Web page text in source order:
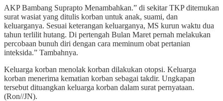
AKP Bambang Suprapto Menambahkan.” di sekitar TKP ditemukan
surat wasiat yang ditulis korban untuk anak, suami, dan
keluarganya. Sesuai keterangan keluarganya, MS kurun waktu dua
tahun terlilit hutang. Di pertengah Bulan Maret pernah melakukan
percobaan bunuh diri dengan cara meminum obat pertanian
inteksida.” Tambahnya.
Keluarga korban menolak korban dilakukan otopsi. Keluarga
korban menerima kematian korban sebagai takdir. Ungkapan
tersebut dituangkan keluarga korban dalam surat pernyataan.
(Ron//JN).